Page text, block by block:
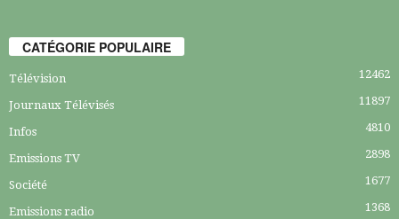
CATÉGORIE POPULAIRE
Télévision 12462
Journaux Télévisés 11897
Infos 4810
Emissions TV 2898
Société 1677
Emissions radio 1368